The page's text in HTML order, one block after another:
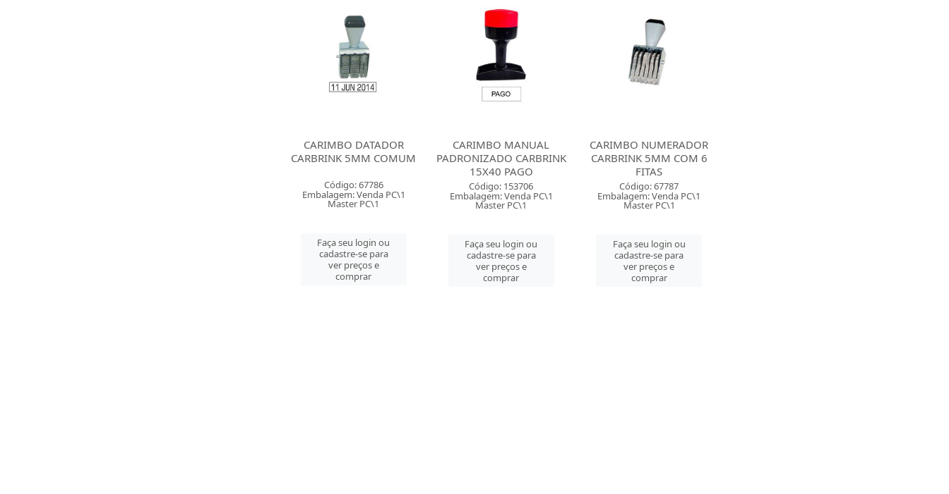
CARIMBO DATADOR
CARBRINK 5MM COMUM
Código: 67786
Embalagem: Venda PC\1
Master PC\1
Faça seu login ou
cadastre-se para
ver preços e
comprar
CARIMBO MANUAL
PADRONIZADO CARBRINK
15X40 PAGO
Código: 153706
Embalagem: Venda PC\1
Master PC\1
Faça seu login ou
cadastre-se para
ver preços e
comprar
CARIMBO NUMERADOR
CARBRINK 5MM COM 6
FITAS
Código: 67787
Embalagem: Venda PC\1
Master PC\1
Faça seu login ou
cadastre-se para
ver preços e
comprar